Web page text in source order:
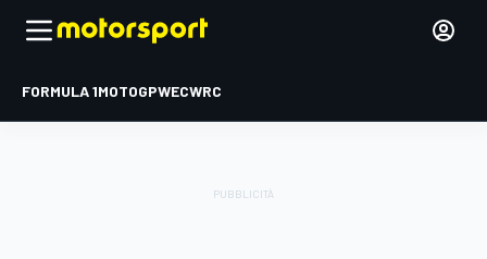
FORMULA 1MOTOGPWECWRC